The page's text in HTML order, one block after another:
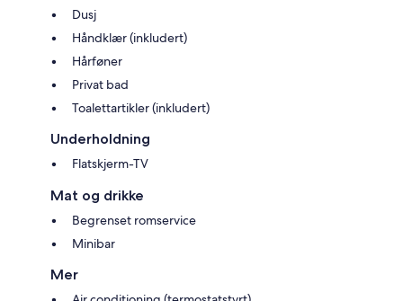
Dusj
Håndklær (inkludert)
Hårføner
Privat bad
Toalettartikler (inkludert)
Underholdning
Flatskjerm-TV
Mat og drikke
Begrenset romservice
Minibar
Mer